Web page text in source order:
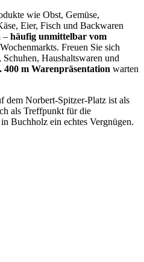
wie Obst, Gemüse,
Eier, Fisch und Backwaren
– häufig unmittelbar vom
Freuen Sie sich
Haushaltswaren und
400 m Warenpräsentation warten
dem Norbert-Spitzer-Platz ist als
als Treffpunkt für die
Buchholz ein echtes Vergnügen.